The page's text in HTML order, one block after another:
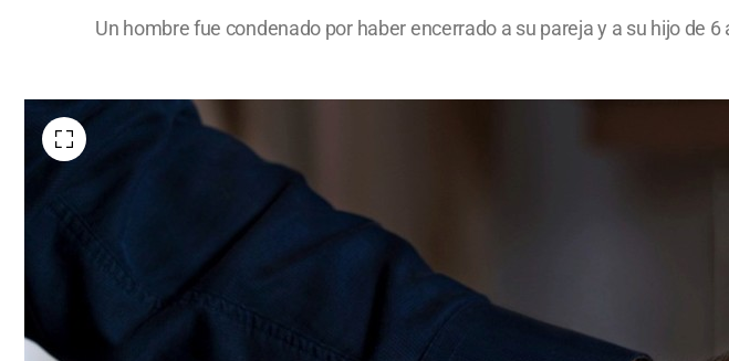
Un hombre fue condenado por haber encerrado a su pareja y a su hijo de